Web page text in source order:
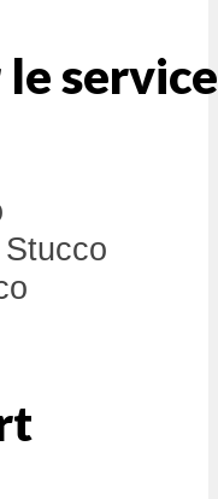
le service